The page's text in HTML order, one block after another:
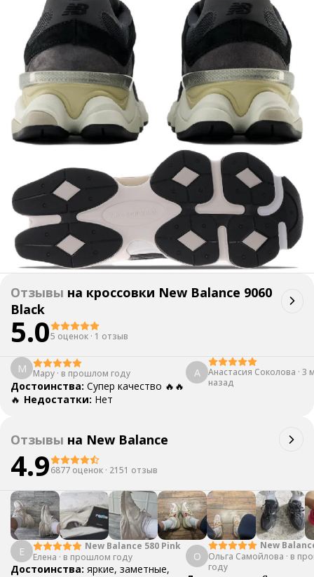
Отзывы на кроссовки New Balance 9060
Black
5.05 оценок · 1 отзыв
М Мару · в прошлом году
Достоинства: Супер качество 🔥🔥
🔥 Недостатки: Нет
А Анастасия Соколова · 3
назад
Отзывы на New Balance
4.96877 оценок · 2151 отзыв
Е
New Balance 580 Pink
Елена · в прошлом году
Достоинства: яркие, заметные,
О
New
Ольга Самойлова · в
году